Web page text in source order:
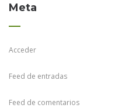
Meta
Acceder
Feed de entradas
Feed de comentarios